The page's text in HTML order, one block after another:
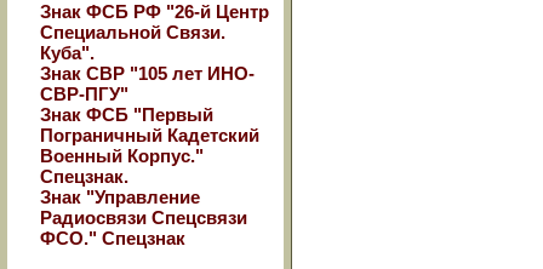
Знак ФСБ РФ "26-й Центр
Специальной Связи.
Куба".
Знак СВР "105 лет ИНО-
СВР-ПГУ"
Знак ФСБ "Первый
Пограничный Кадетский
Военный Корпус."
Спецзнак.
Знак "Управление
Радиосвязи Спецсвязи
ФСО." Спецзнак